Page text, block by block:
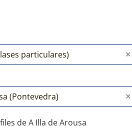
de A Illa de Arousa